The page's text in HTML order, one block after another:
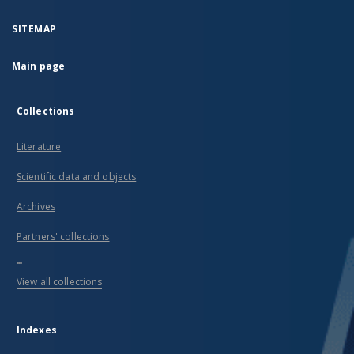
SITEMAP
Main page
Collections
Literature
Scientific data and objects
Archives
Partners' collections
...
View all collections
Indexes